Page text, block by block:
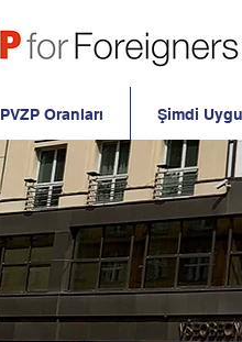
PVZP Oranları Şimdi